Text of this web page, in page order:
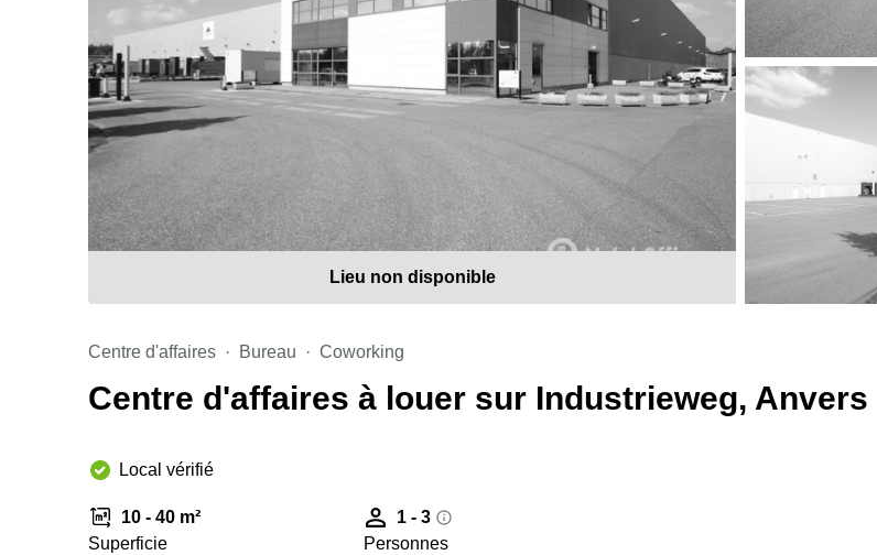
Lieu non disponible
Centre d'affaires Bureau Coworking
Centre d'affaires à louer sur Industrieweg, Anvers
Local vérifié
10 - 40 m²
Superficie
1 - 3
Personnes